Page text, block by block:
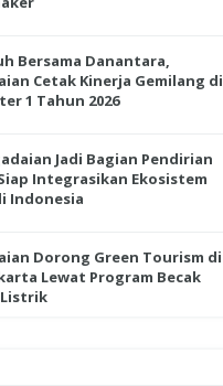
Bersama Danantara,
Cetak Kinerja Gemilang di
1 Tahun 2026
Jadi Bagian Pendirian
Integrasikan Ekosistem
Indonesia
Dorong Green Tourism di
Lewat Program Becak
Listrik